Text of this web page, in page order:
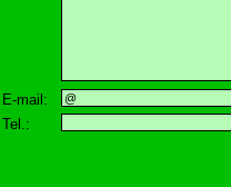
E-mail:
Tel.: